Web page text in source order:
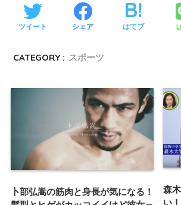
ツイート シェア はてブ
CATEGORY : スポーツ
卜部弘嵩の筋肉と身長が気になる！
森
い